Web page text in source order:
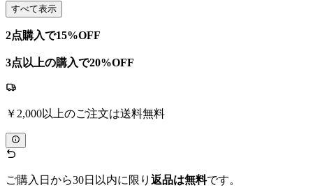
すべて表示
2点購入で15%OFF
3点以上の購入で20%OFF
￥2,000以上のご注文は送料無料
ご購入日から30日以内に限り 返品は無料です。